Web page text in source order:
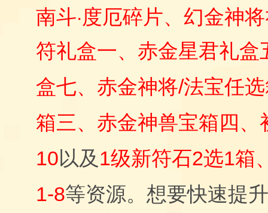
南斗·度厄碎片、幻金神
符礼盒一、
赤金星君礼盒
盒七、赤金神将/法宝任
箱三、赤金神兽宝箱四、
10以及 1级新符石2选1箱
1-8等资源。想要快速提